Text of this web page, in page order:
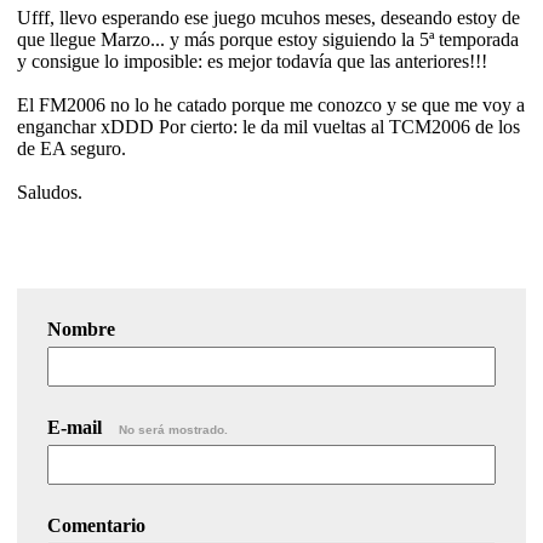
Ufff, llevo esperando ese juego mcuhos meses, deseando estoy de
que llegue Marzo... y más porque estoy siguiendo la 5ª temporada
y consigue lo imposible: es mejor todavía que las anteriores!!!
El FM2006 no lo he catado porque me conozco y se que me voy a
enganchar xDDD Por cierto: le da mil vueltas al TCM2006 de los
de EA seguro.
Saludos.
Nombre
E-mail No será mostrado.
Comentario